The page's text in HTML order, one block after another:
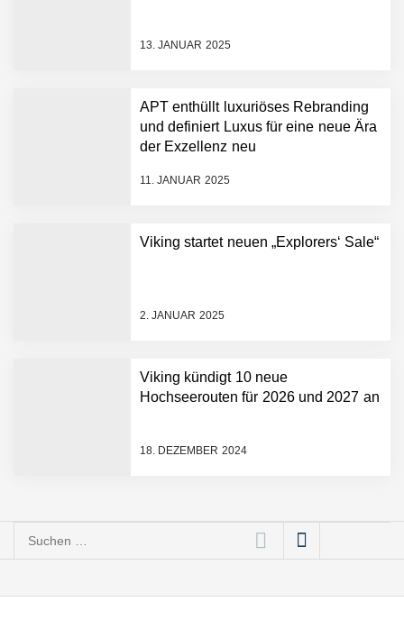
13. JANUAR 2025
APT enthüllt luxuriöses Rebranding
und definiert Luxus für eine neue Ära
der Exzellenz neu
11. JANUAR 2025
Viking startet neuen „Explorers‘ Sale“
2. JANUAR 2025
Viking kündigt 10 neue
Hochseerouten für 2026 und 2027 an
18. DEZEMBER 2024
Suchen